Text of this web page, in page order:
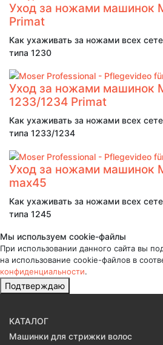
Уход за ножами машинок
Primat
Как ухаживать за ножами всех
типа 1230
Уход за ножами машинок
1233/1234 Primat
Как ухаживать за ножами всех
типа 1233/1234
Уход за ножами машинок
max45
Как ухаживать за ножами всех
типа 1245
Мы используем cookie-файлы
При использовании данного сайта вы
на использование cookie-файлов в
конфиденциальности.
Подтверждаю
КАТАЛОГ
Машинки для стрижки волос